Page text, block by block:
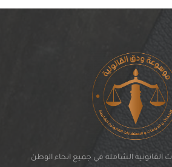
القانونية الشاملة في جميع انحاء الوطن